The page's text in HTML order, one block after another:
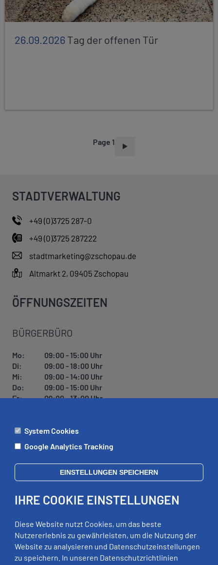
26.09.2026Tag der offenen Tür
Page 1
STADTVERWALTUNG
+49 (0)3725 287-0
+49 (0)3725 287222
stadtmarketing@zschopau.de
Altmarkt 2, 09405 Zschopau
ÖFFNUNGSZEITEN
BÜRGERBÜRO
Mo:
09:00 - 15:00 Uhr
Di:
09:00 - 18:00 Uhr
Mi:
09:00 - 14:00 Uhr
Do:
09:00 - 15:00 Uhr
Fr:
09:00 - 13:00 Uhr
ÄMTER
Di:
09:00 - 12:00 Uhr, 13:00 - 18:00 Uhr
Mi:
geschlossen
Fr:
09:00 - 12:00 Uhr
RECHTLICHES
System Cookies
Google Analytics Tracking
EINSTELLUNGEN SPEICHERN
IHRE COOKIE EINSTELLUNGEN
Diese Website nutzt Cookies, um das beste
Nutzererlebnis zu gewährleisten, um die Nutzung der
Website zu analysieren und Datenschutzeinstellungen
zu speichern. In unseren Datenschutzrichtlinien